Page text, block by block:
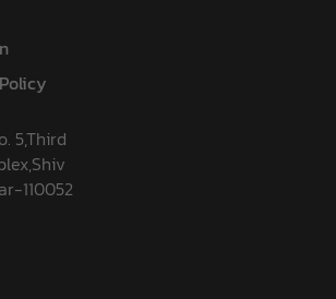
5,Third
110052